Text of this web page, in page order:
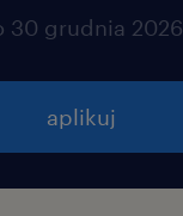
30 grudnia 2026
aplikuj